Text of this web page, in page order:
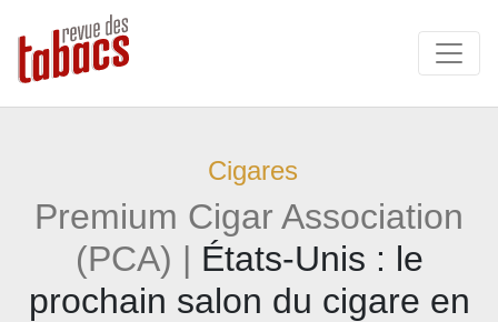
Cigares
Premium Cigar Association
(PCA) | États-Unis : le
prochain salon du cigare en